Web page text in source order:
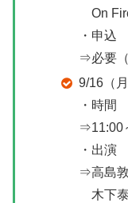
On
・申込
⇒必要（
9/16（
・時間
⇒11:00
・出演
⇒高島敦
木下泰